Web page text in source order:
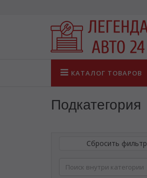
КАТАЛОГ ТОВАРОВ
Подкатегория
Сбросить фильтр